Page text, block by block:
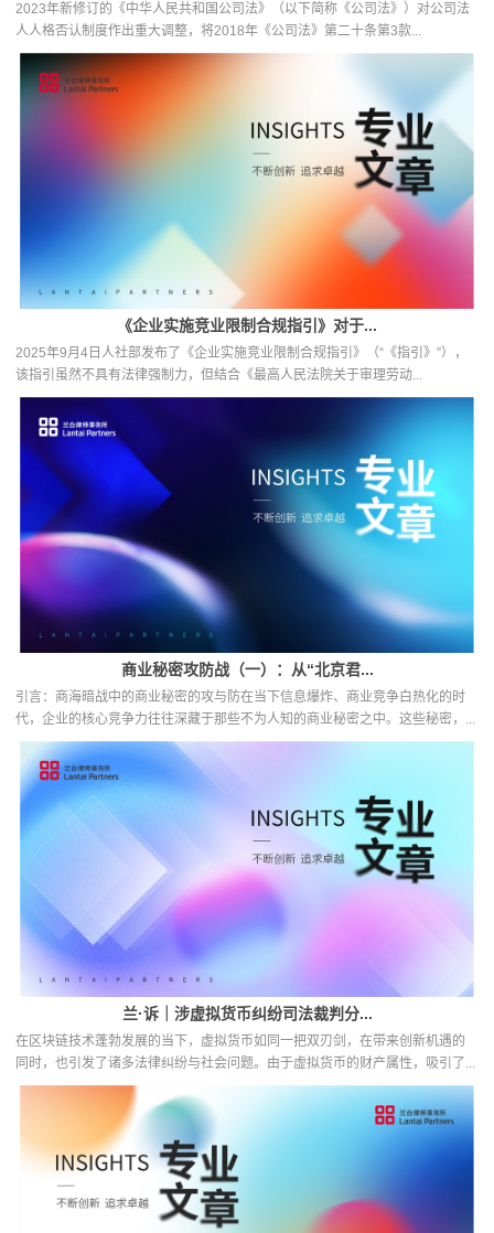
2023年新修订的《中华人民共和国公司法》（以下简称《公司法》）对公司法
人人格否认制度作出重大调整，将2018年《公司法》第二十条第3款...
《企业实施竞业限制合规指引》对于...
2025年9月4日人社部发布了《企业实施竞业限制合规指引》（“《指引》”），
该指引虽然不具有法律强制力，但结合《最高人民法院关于审理劳动...
商业秘密攻防战（一）：从“北京君...
引言：商海暗战中的商业秘密的攻与防在当下信息爆炸、商业竞争白热化的时
代，企业的核心竞争力往往深藏于那些不为人知的商业秘密之中。这些秘密，...
兰·诉｜涉虚拟货币纠纷司法裁判分...
在区块链技术蓬勃发展的当下，虚拟货币如同一把双刃剑，在带来创新机遇的
同时，也引发了诸多法律纠纷与社会问题。由于虚拟货币的财产属性，吸引了...